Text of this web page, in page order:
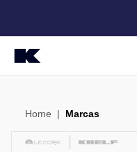
Home | Marcas